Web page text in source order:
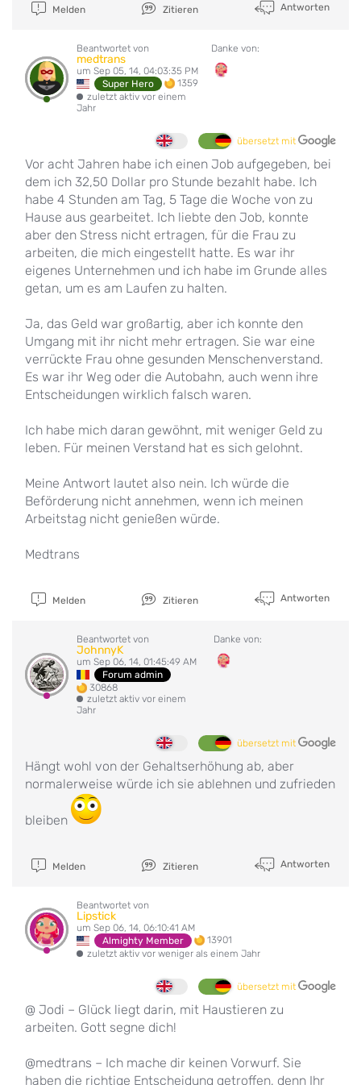
Melden Zitieren Antworten
Beantwortet von
medtrans
um Sep 05, 14, 04:03:35 PM
Super Hero
1359
zuletzt aktiv vor einem
Jahr
Danke von:
übersetzt mit
Vor acht Jahren habe ich einen Job aufgegeben, bei
dem ich 32,50 Dollar pro Stunde bezahlt habe. Ich
habe 4 Stunden am Tag, 5 Tage die Woche von zu
Hause aus gearbeitet. Ich liebte den Job, konnte
aber den Stress nicht ertragen, für die Frau zu
arbeiten, die mich eingestellt hatte. Es war ihr
eigenes Unternehmen und ich habe im Grunde alles
getan, um es am Laufen zu halten.
Ja, das Geld war großartig, aber ich konnte den
Umgang mit ihr nicht mehr ertragen. Sie war eine
verrückte Frau ohne gesunden Menschenverstand.
Es war ihr Weg oder die Autobahn, auch wenn ihre
Entscheidungen wirklich falsch waren.
Ich habe mich daran gewöhnt, mit weniger Geld zu
leben. Für meinen Verstand hat es sich gelohnt.
Meine Antwort lautet also nein. Ich würde die
Beförderung nicht annehmen, wenn ich meinen
Arbeitstag nicht genießen würde.
Medtrans
Melden Zitieren Antworten
Beantwortet von
JohnnyK
um Sep 06, 14, 01:45:49 AM
Forum admin
30868
zuletzt aktiv vor einem
Jahr
Danke von:
übersetzt mit
Hängt wohl von der Gehaltserhöhung ab, aber
normalerweise würde ich sie ablehnen und zufrieden
bleiben
Melden Zitieren Antworten
Beantwortet von
Lipstick
um Sep 06, 14, 06:10:41 AM
Almighty Member
13901
zuletzt aktiv vor weniger als einem Jahr
übersetzt mit
@ Jodi – Glück liegt darin, mit Haustieren zu
arbeiten. Gott segne dich!
@medtrans – Ich mache dir keinen Vorwurf. Sie
haben die richtige Entscheidung getroffen, denn Ihr